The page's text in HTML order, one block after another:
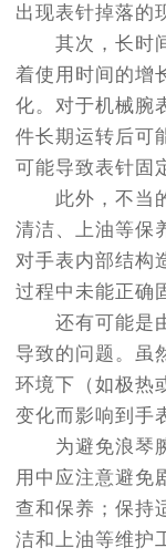
出现表针掉落的
其次，长时间
着使用时间的增
化。对于机械腕
件长期运转后可
可能导致表针固
此外，不当的
清洁、上油等保
对手表内部结构
过程中未能正确
还有可能是由
导致的问题。虽
环境下（如极热
变化而影响到手
为避免浪琴腕
用中应注意避免
查和保养；保持
洁和上油等维护